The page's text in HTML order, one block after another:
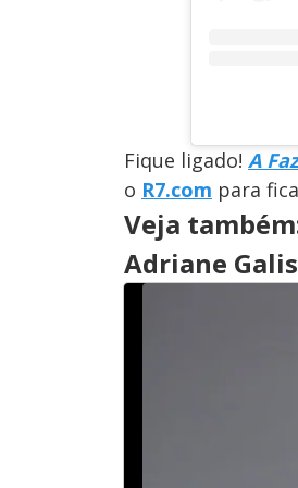
Fique ligado! A
o R7.com para
Veja
Adriane